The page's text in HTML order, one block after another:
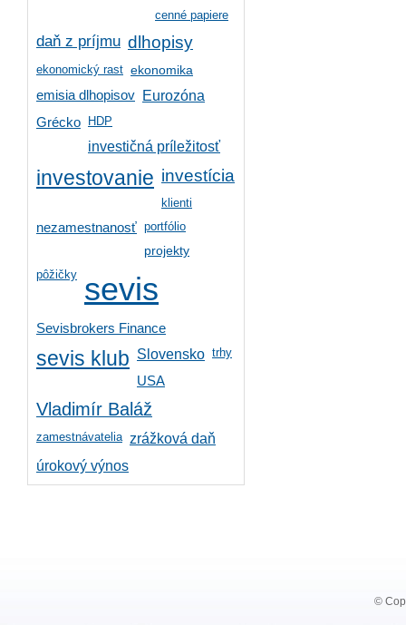
cenné papiere
daň z príjmu dlhopisy
ekonomický rast ekonomika
emisia dlhopisov
Eurozóna
Grécko HDP
investičná príležitosť
investovanie investícia
klienti
nezamestnanosť portfólio
projekty
pôžičky sevis
Sevisbrokers Finance
sevis klub Slovensko trhy
USA
Vladimír Baláž
zamestnávatelia zrážková daň
úrokový výnos
©